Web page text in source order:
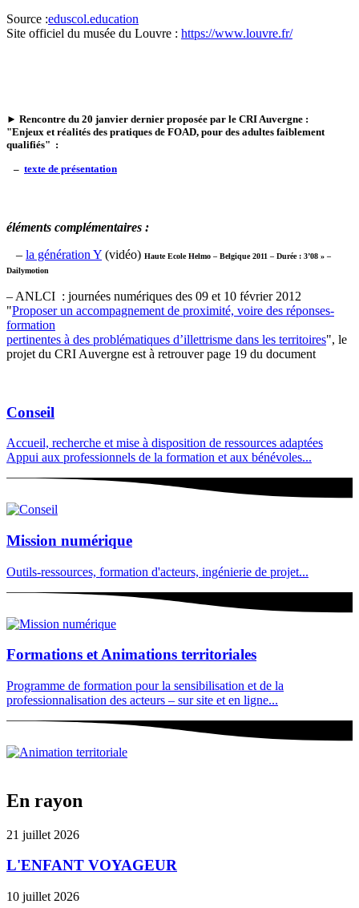
Source :eduscol.education
Site officiel du musée du Louvre : https://www.louvre.fr/
► Rencontre du 20 janvier dernier proposée par le CRI Auvergne :
"Enjeux et réalités des pratiques de FOAD, pour des adultes faiblement
qualifiés" :
– texte de présentation
éléments complémentaires :
– la génération Y (vidéo) Haute Ecole Helmo – Belgique 2011 – Durée : 3’08 » –
Dailymotion
– ANLCI : journées numériques des 09 et 10 février 2012
"Proposer un accompagnement de proximité, voire des réponses-
formation
pertinentes à des problématiques d’illettrisme dans les territoires", le
projet du CRI Auvergne est à retrouver page 19 du document
Conseil
Accueil, recherche et mise à disposition de ressources adaptées
Appui aux professionnels de la formation et aux bénévoles...
Mission numérique
Outils-ressources, formation d'acteurs, ingénierie de projet...
Formations et Animations territoriales
Programme de formation pour la sensibilisation et de la
professionnalisation des acteurs – sur site et en ligne...
En rayon
21 juillet 2026
L'ENFANT VOYAGEUR
10 juillet 2026